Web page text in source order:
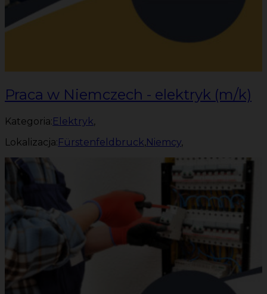
Praca w Niemczech - elektryk (m/k)
Kategoria: Elektryk,
Lokalizacja: Fürstenfeldbruck,Niemcy,